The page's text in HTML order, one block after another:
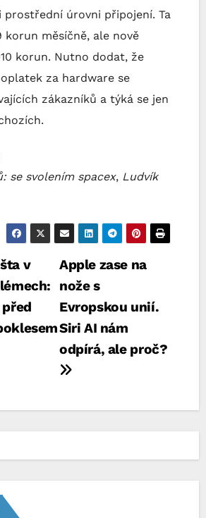
prostřední úrovni připojení. Ta
korun měsíčně, ale nově
korun. Nutno dodat, že
za hardware se
zákazníků a týká se jen
se svolením spacex, Ludvík
Apple zase na
nože s
Evropskou unií.
Siri AI nám
odpírá, ale proč?
v